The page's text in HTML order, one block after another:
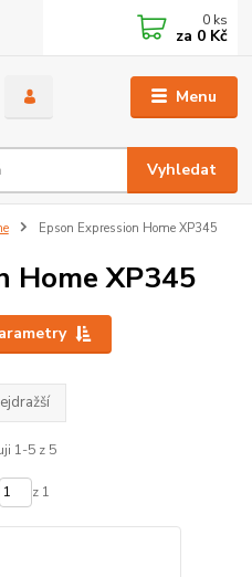
Menu
Vyhledat
0 ks
za 0 Kč
Epson Expression Home XP345
Home XP345
1-5 z 5
z 1